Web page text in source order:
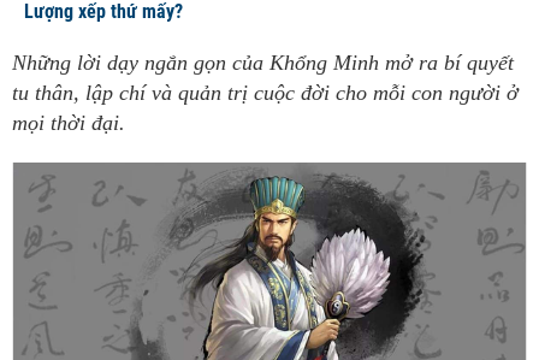
Lượng xếp thứ mấy?
Những lời dạy ngắn gọn của Khổng Minh mở ra bí quyết
tu thân, lập chí và quản trị cuộc đời cho mỗi con người ở
mọi thời đại.